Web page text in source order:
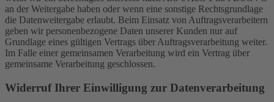
an der Weitergabe haben oder wenn eine sonstige Rechtsgrundlage
die Datenweitergabe erlaubt. Beim Einsatz von Auftragsverarbeitern
geben wir personenbezogene Daten unserer Kunden nur auf
Grundlage eines gültigen Vertrags über Auftragsverarbeitung weiter.
Im Falle einer gemeinsamen Verarbeitung wird ein Vertrag über
gemeinsame Verarbeitung geschlossen.
Widerruf Ihrer Einwilligung zur Datenverarbeitung